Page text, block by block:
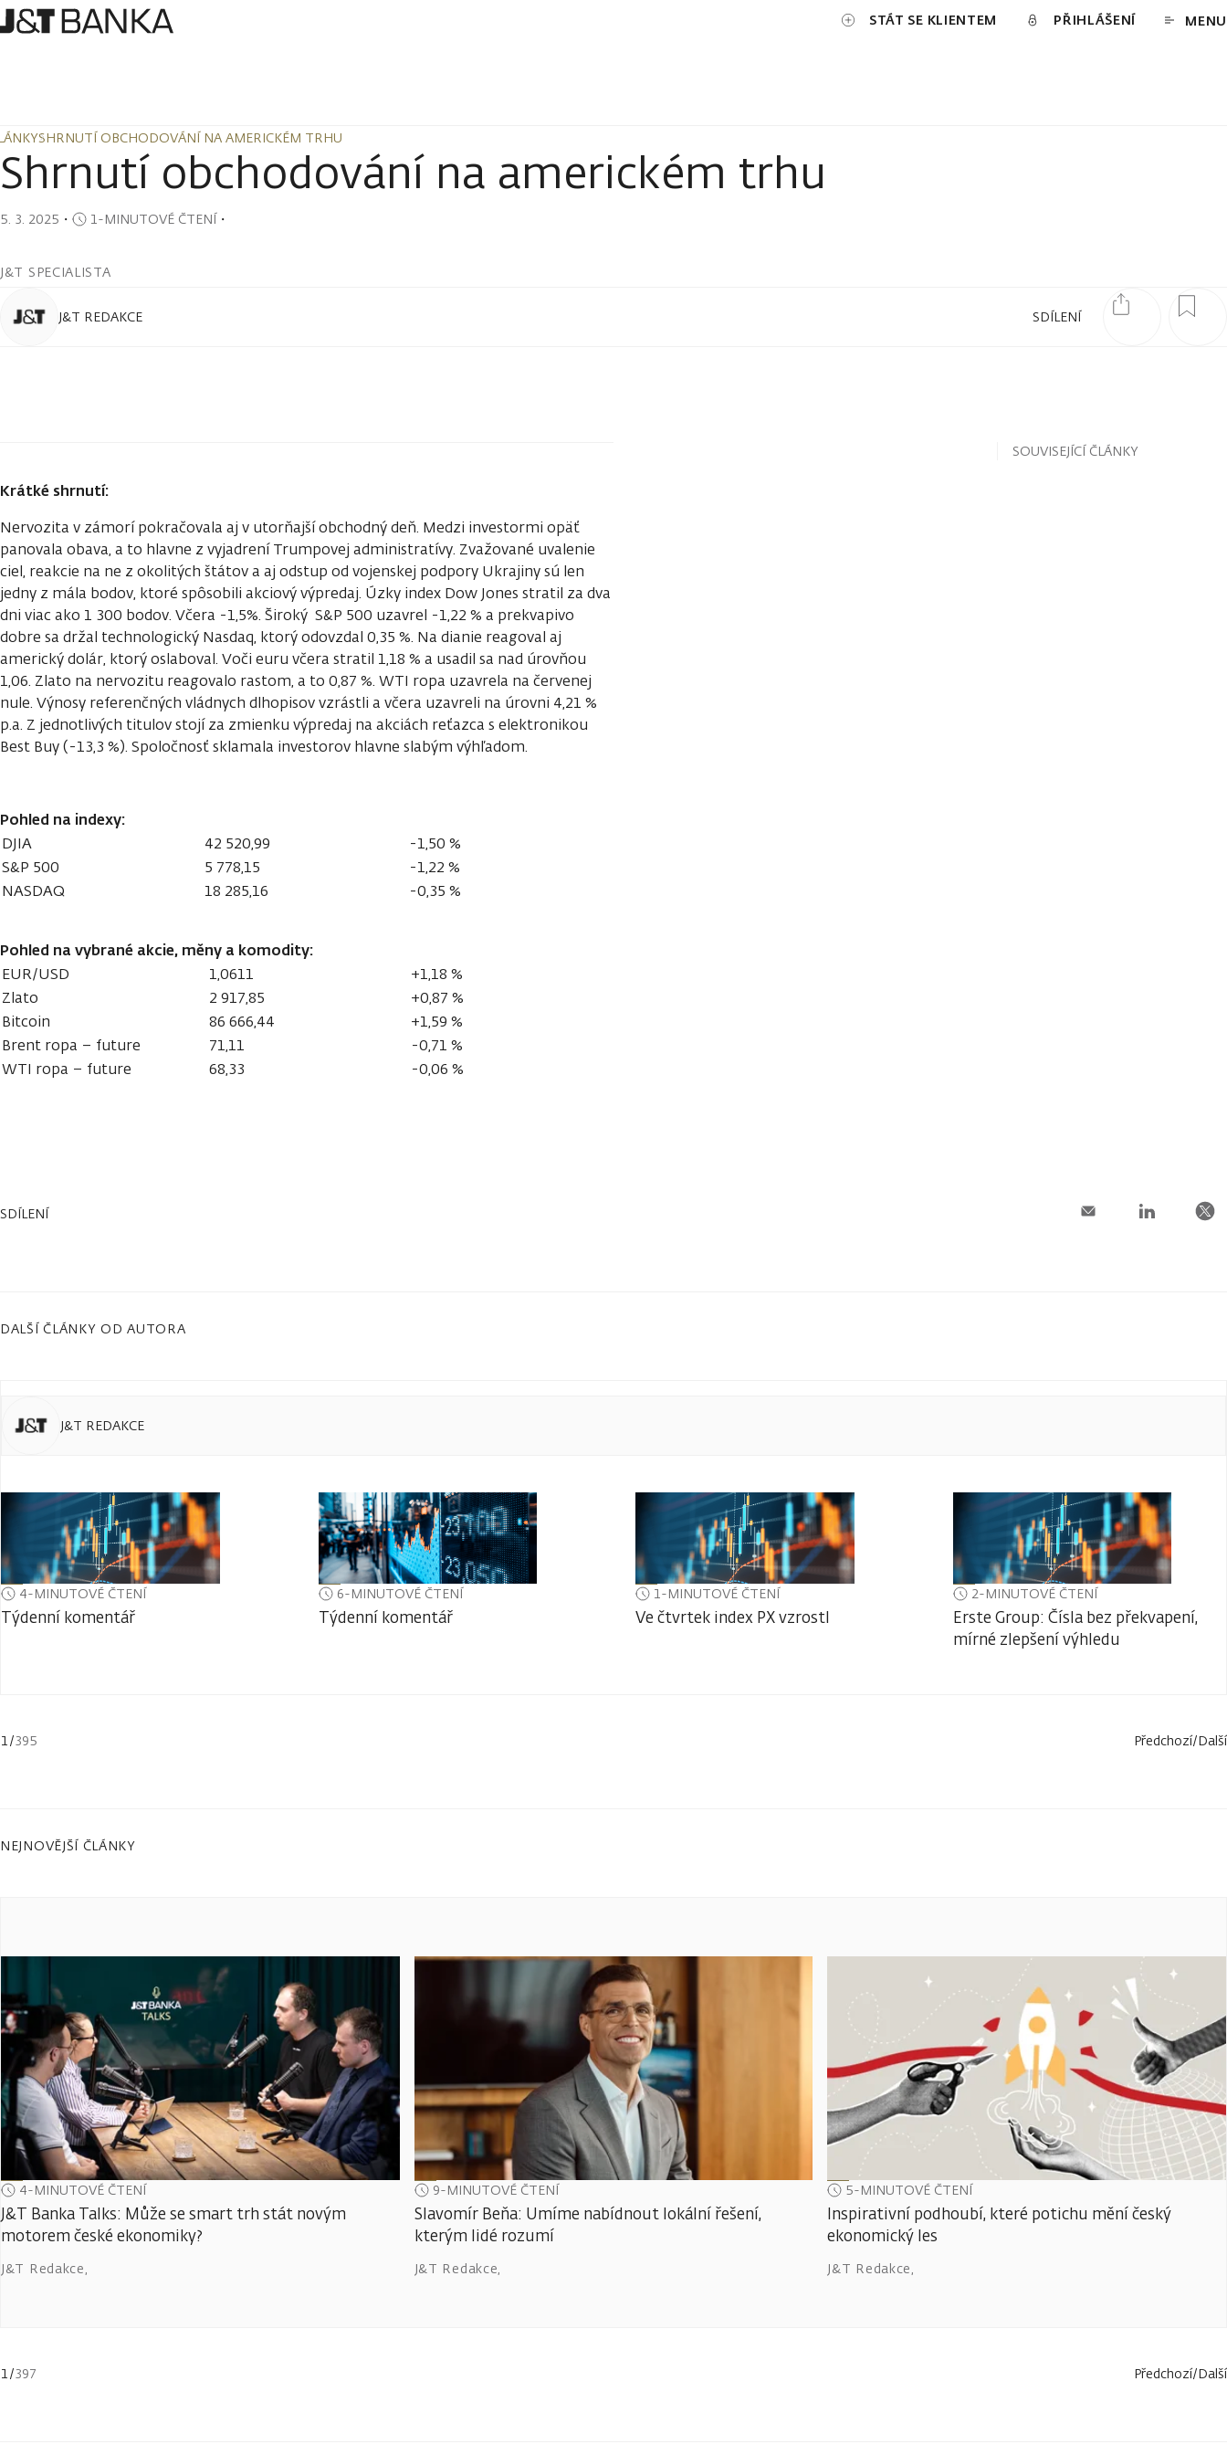
STÁT SE KLIENTEM PŘIHLÁŠENÍ MENU
SHRNUTÍ OBCHODOVÁNÍ NA AMERICKÉM TRHU
SHRNUTÍ OBCHODOVÁNÍ NA AMERICKÉM TRHU
Shrnutí obchodování na americkém trhu
5. 3. 2025 ・ 1-MINUTOVÉ ČTENÍ・
J&T SPECIALISTA
SDÍLENÍ
J&T REDAKCE
Krátké shrnutí:
Nervozita v zámorí pokračovala aj v utorňajší obchodný deň. Medzi investormi opäť
panovala obava, a to hlavne z vyjadrení Trumpovej administratívy. Zvažované uvalenie
ciel, reakcie na ne z okolitých štátov a aj odstup od vojenskej podpory Ukrajiny sú len
jedny z mála bodov, ktoré spôsobili akciový výpredaj. Úzky index Dow Jones stratil za dva
dni viac ako 1 300 bodov. Včera -1,5%. Široký S&P 500 uzavrel -1,22 % a prekvapivo
dobre sa držal technologický Nasdaq, ktorý odovzdal 0,35 %. Na dianie reagoval aj
americký dolár, ktorý oslaboval. Voči euru včera stratil 1,18 % a usadil sa nad úrovňou
1,06. Zlato na nervozitu reagovalo rastom, a to 0,87 %. WTI ropa uzavrela na červenej
nule. Výnosy referenčných vládnych dlhopisov vzrástli a včera uzavreli na úrovni 4,21 %
p.a. Z jednotlivých titulov stojí za zmienku výpredaj na akciách reťazca s elektronikou
Best Buy (-13,3 %). Spoločnosť sklamala investorov hlavne slabým výhľadom.
Pohled na indexy:
DJIA 42 520,99
-1,50 %
S&P 500
5 778,15
-1,22 %
NASDAQ
18 285,16 -0,35 %
Pohled na vybrané akcie, měny a komodity:
EUR/USD 1,0611
+1,18 %
Zlato
2 917,85
+0,87 %
Bitcoin
86 666,44
+1,59 %
Brent ropa – future
71,11
-0,71 %
WTI ropa – future
68,33 -0,06 %
SOUVISEJÍCÍ ČLÁNKY
SDÍLENÍ
DALŠÍ ČLÁNKY OD AUTORA
J&T REDAKCE
4-MINUTOVÉ ČTENÍ
Týdenní komentář
6-MINUTOVÉ ČTENÍ
Týdenní komentář
1-MINUTOVÉ ČTENÍ
Ve čtvrtek index PX vzrostl
2-MINUTOVÉ ČTENÍ
Erste Group: Čísla bez překvapení,
mírné zlepšení výhledu
1 /395 Předchozí/Další
NEJNOVĚJŠÍ ČLÁNKY
4-MINUTOVÉ ČTENÍ
J&T Banka Talks: Může se smart trh stát novým
motorem české ekonomiky?
J&T Redakce,
9-MINUTOVÉ ČTENÍ
Slavomír Beňa: Umíme nabídnout lokální řešení,
kterým lidé rozumí
J&T Redakce,
5-MINUTOVÉ ČTENÍ
Inspirativní podhoubí, které potichu mění český
ekonomický les
J&T Redakce,
1/397 Předchozí/Další